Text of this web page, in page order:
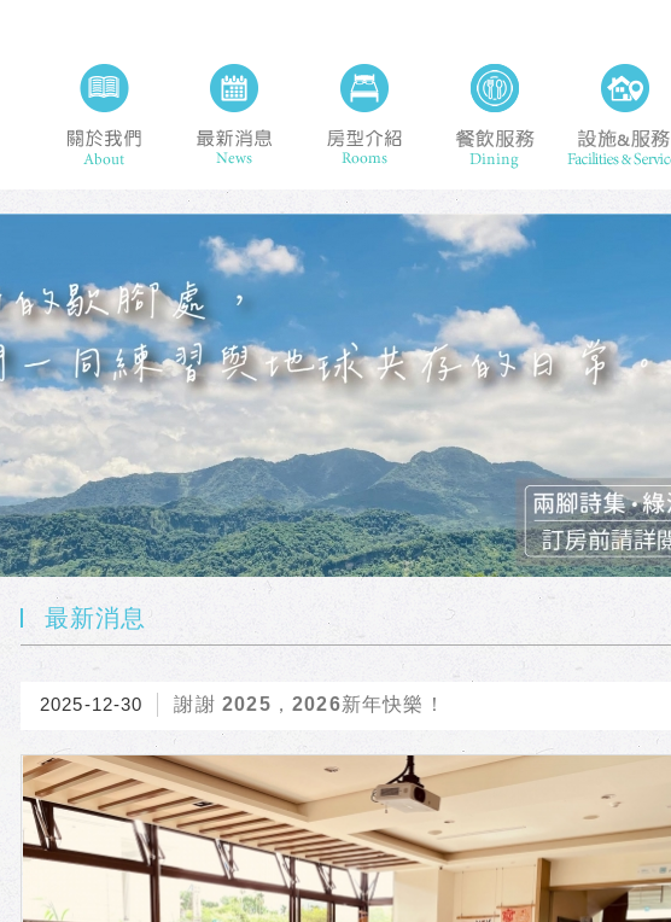
關於我們 About 最新消息 News 房型介紹 Rooms餐飲服務 Dining
最新消息
2025-12-30 謝謝 2025，2026新年快樂！